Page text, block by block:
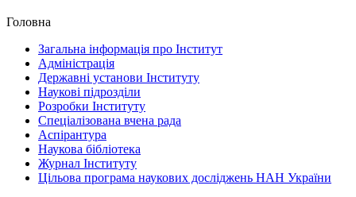
Головна
Загальна інформація про Інститут
Адміністрація
Державні установи Інституту
Наукові підрозділи
Розробки Інституту
Спеціалізована вчена рада
Аспірантура
Наукова бiблiотека
Журнал Інституту
Цільова програма наукових досліджень НАН України